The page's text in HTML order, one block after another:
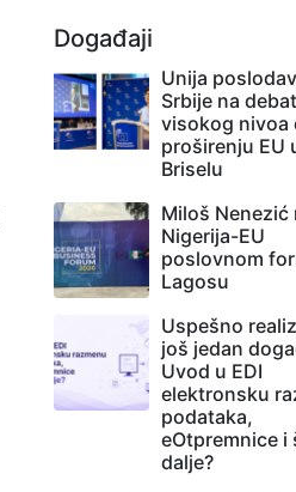
Događaji
Unija
Srbije na
visokog nivoa
proširenju EU
Briselu
Miloš Nenezić
Nigerija-EU
poslovnom
Lagosu
Uspešno
još jedan
Uvod u EDI
elektronsku
podataka,
eOtpremnice i
dalje?